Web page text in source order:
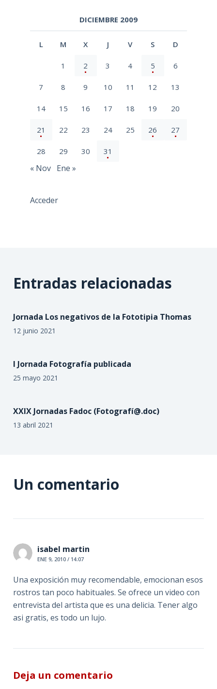
DICIEMBRE 2009
L M X J V S D
1 2 3 4 5 6
7 8 9 10 11 12 13
14 15 16 17 18 19 20
21 22 23 24 25 26 27
28 29 30 31
« Nov Ene »
Acceder
Entradas relacionadas
Jornada Los negativos de la Fototipia Thomas
12 junio 2021
I Jornada Fotografía publicada
25 mayo 2021
XXIX Jornadas Fadoc (Fotografí@.doc)
13 abril 2021
Un comentario
isabel martin
ENE 9, 2010 / 14:07
Una exposición muy recomendable, emocionan esos
rostros tan poco habituales. Se ofrece un video con
entrevista del artista que es una delicia. Tener algo
asi gratis, es todo un lujo.
Deja un comentario